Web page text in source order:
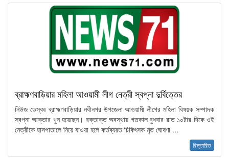
ব্রাহ্মণবাড়িয়ার মহিলা আওয়ামী লীগ নেত্রী স্বপ্না দুর্বিত্তের
নিউজ ডেস্কঃ ব্রাহ্মণবাড়িয়ার নবীনগর উপজেলা আওয়ামী লীগের মহিলা বিষয়ক সম্পাদক
স্বপ্না আক্তার খুন হয়েছেন। রক্তাক্ত অবস্থায় গতকাল বুধবার রাত ১০টার দিকে ওই
নেত্রীকে হাসপাতালে নিয়ে যাওয়া হলে কর্তব্যরত চিকিৎসক মৃত ঘোষণা ...
বিস্তারিত